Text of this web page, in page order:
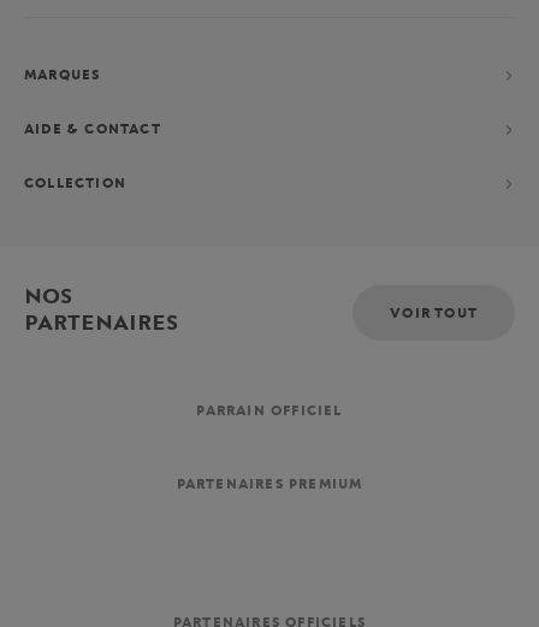
MARQUES
AIDE & CONTACT
COLLECTION
NOS
PARTENAIRES
VOIR TOUT
PARRAIN OFFICIEL
PARTENAIRES PREMIUM
PARTENAIRES OFFICIELS